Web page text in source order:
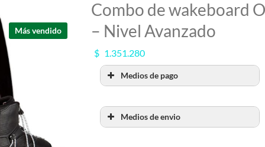
Más vendido
Combo de wakeboard
– Nivel Avanzado
$ 1.351.280
Medios de pago
Medios de envio